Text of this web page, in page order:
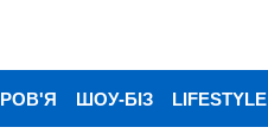
ШОУ-БІЗ LIFESTYLE